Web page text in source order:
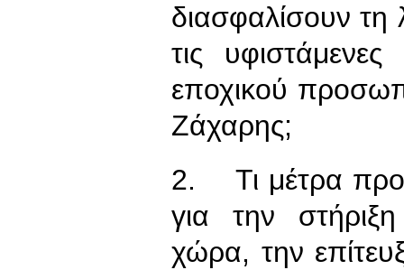
διασφαλίσουν τη
τις
εποχικού
Ζάχαρης;
2. Τι μέτρα
για την στήριξη
χώρα, την